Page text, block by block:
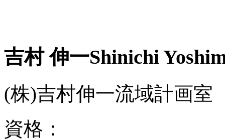
吉村 伸一Shinichi
(株)吉村伸一流域計画室
資格：